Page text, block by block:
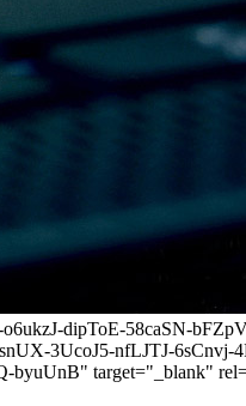
dipToE-58caSN-
3UcoJ5-nfLJTJ-6sCnvj-
byuUnB" target="_blank"